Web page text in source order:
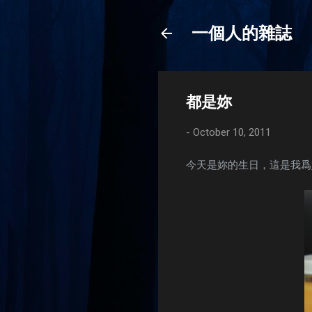
一個人的雜誌
都是妳
- October 10, 2011
今天是妳的生日，這是我